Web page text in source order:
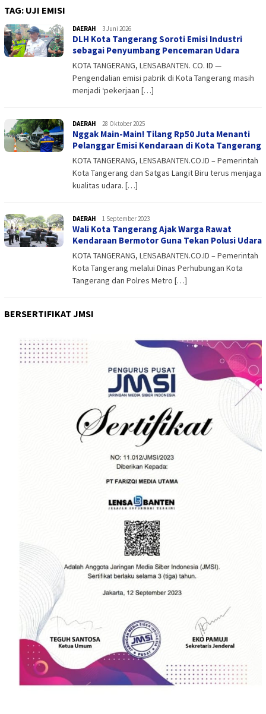
TAG: UJI EMISI
DAERAH admin
3 Juni 2026
DLH Kota Tangerang Soroti Emisi Industri
sebagai Penyumbang Pencemaran Udara
KOTA TANGERANG, LENSABANTEN. CO. ID —
Pengendalian emisi pabrik di Kota Tangerang masih
menjadi ‘pekerjaan […]
DAERAH admin
28 Oktober 2025
Nggak Main-Main! Tilang Rp50 Juta Menanti
Pelanggar Emisi Kendaraan di Kota Tangerang
KOTA TANGERANG, LENSABANTEN.CO.ID – Pemerintah
Kota Tangerang dan Satgas Langit Biru terus menjaga
kualitas udara. […]
DAERAH admin
1 September 2023
Wali Kota Tangerang Ajak Warga Rawat
Kendaraan Bermotor Guna Tekan Polusi Udara
KOTA TANGERANG, LENSABANTEN.CO.ID – Pemerintah
Kota Tangerang melalui Dinas Perhubungan Kota
Tangerang dan Polres Metro […]
BERSERTIFIKAT JMSI